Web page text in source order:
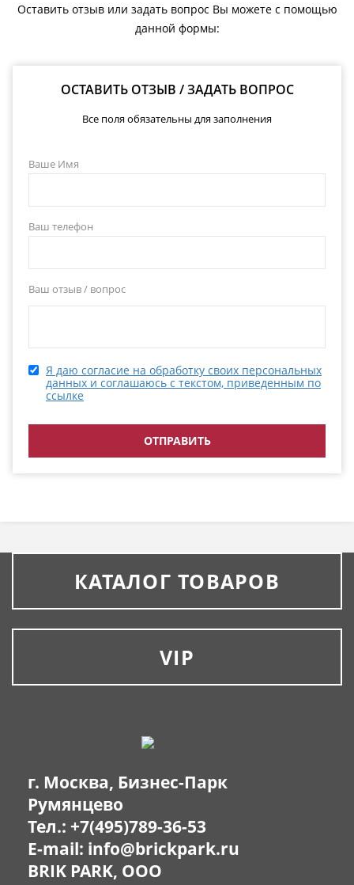
Оставить отзыв или задать вопрос Вы можете с помощью
данной формы:
ОСТАВИТЬ ОТЗЫВ / ЗАДАТЬ ВОПРОС
Все поля обязательны для заполнения
Ваше Имя
Ваш телефон
Ваш отзыв / вопрос
Я даю согласие на обработку своих персональных
данных и соглашаюсь с текстом, приведенным по
ссылке
КАТАЛОГ ТОВАРОВ
VIP
г. Москва, Бизнес-Парк
Румянцево
Тел.: +7(495)789-36-53
E-mail: info@brickpark.ru
BRIK PARK, OOO